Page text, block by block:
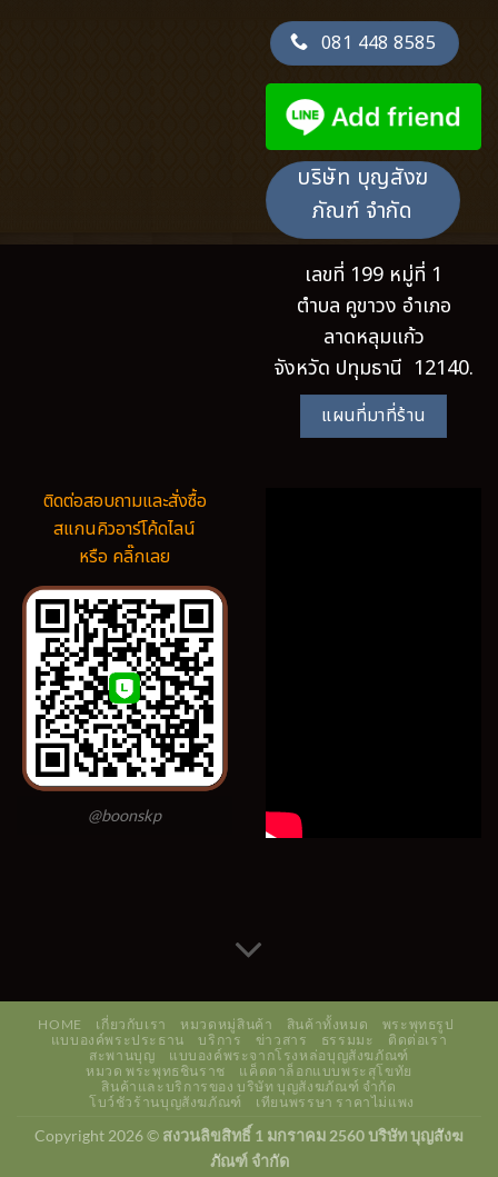
081 448 8585
บริษัท บุญสังฆ
ภัณฑ์ จำกัด
เลขที่ 199 หมู่ที่ 1
ตำบล คูขาวง อำเภอ
ลาดหลุมแก้ว
จังหวัด ปทุมธานี 12140.
แผนที่มาที่ร้าน
ติดต่อสอบถามและสั่งซื้อ
สแกนคิวอาร์โค้ดไลน์
หรือ คลิ๊กเลย
@boonskp
HOME เกี่ยวกับเรา หมวดหมู่สินค้า สินค้าทั้งหมด
พระพุทธรูป
แบบองค์พระประธาน
บริการ ข่าวสาร ธรรมมะ
ติดต่อเรา
สะพานบุญ
แบบองค์พระจากโรงหล่อบุญสังฆภัณฑ์
หมวด พระพุทธชินราช
แค็ตตาล็อกแบบพระสุโขทัย
สินค้าและบริการของ บริษัท บุญสังฆภัณฑ์ จำกัด
โบว์ชัวร้านบุญสังฆภัณฑ์
เทียนพรรษา ราคาไม่แพง
Copyright 2026 © สงวนลิขสิทธิ์ 1 มกราคม 2560 บริษัท บุญสังฆ
ภัณฑ์ จำกัด